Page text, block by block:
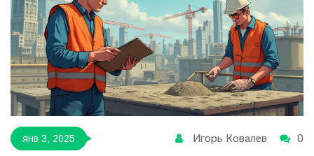
цемента 400. Также поделимся полезными советами по
его выбору и хранению.
янв 3, 2025 Игорь Ковалев 0